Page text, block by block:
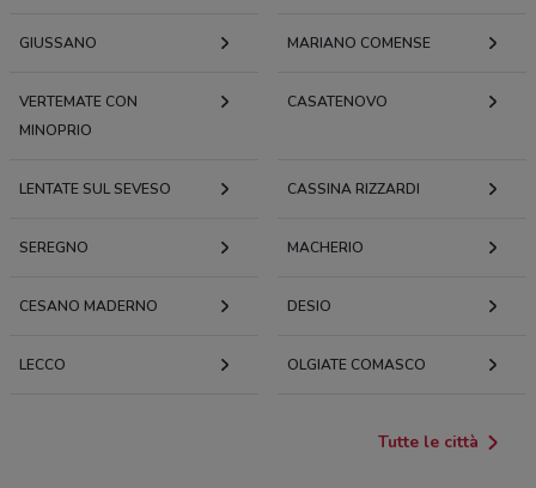
GIUSSANO MARIANO COMENSE
VERTEMATE CON
MINOPRIO
CASATENOVO
LENTATE SUL SEVESO CASSINA RIZZARDI
SEREGNO MACHERIO
CESANO MADERNO DESIO
LECCO OLGIATE COMASCO
Tutte le città